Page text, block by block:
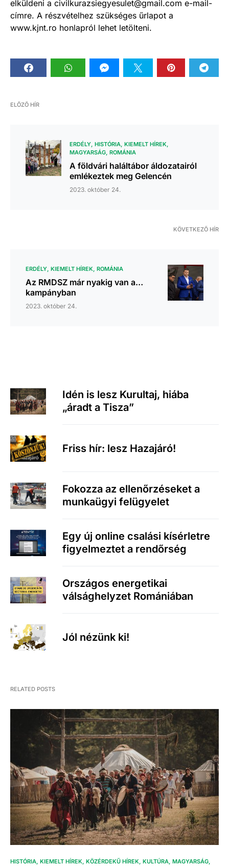
elküldeni a civilkurazsiegyesulet@gmail.com e-mail-
címre. A részvételhez szükséges űrlapot a
www.kjnt.ro honlapról lehet letölteni.
ELŐZŐ HÍR
ERDÉLY HISTÓRIA KIEMELT HÍREK
MAGYARSÁG ROMÁNIA
A földvári haláltábor áldozatairól
emlékeztek meg Gelencén
2023. október 24.
KÖVETKEZŐ HÍR
ERDÉLY KIEMELT HÍREK ROMÁNIA
Az RMDSZ már nyakig van a…
kampányban
2023. október 24.
Idén is lesz Kurultaj, hiába
„áradt a Tisza”
Friss hír: lesz Hazajáró!
Fokozza az ellenőrzéseket a
munkaügyi felügyelet
Egy új online csalási kísérletre
figyelmeztet a rendőrség
Országos energetikai
válsághelyzet Romániában
Jól nézünk ki!
RELATED POSTS
HISTÓRIA KIEMELT HÍREK KÖZÉRDEKŰ HÍREK KULTÚRA MAGYARSÁG